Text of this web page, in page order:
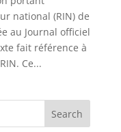
national (RIN) de
au Journal officiel
fait référence à
Ce...